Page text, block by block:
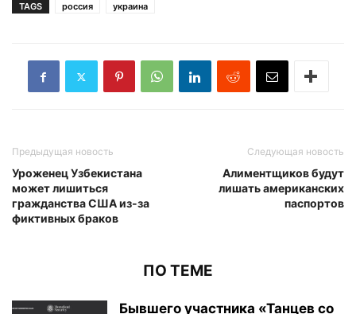
TAGS россия украина
Предыдущая новость
Уроженец Узбекистана
может лишиться
гражданства США из-за
фиктивных браков
Следующая новость
Алиментщиков будут
лишать американских
паспортов
ПО ТЕМЕ
Бывшего участника «Танцев со